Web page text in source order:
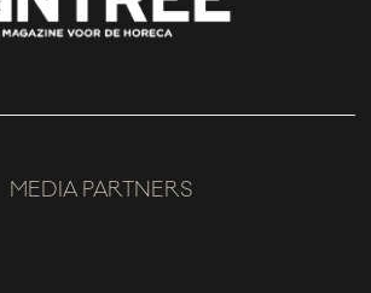
MEDIA PARTNERS